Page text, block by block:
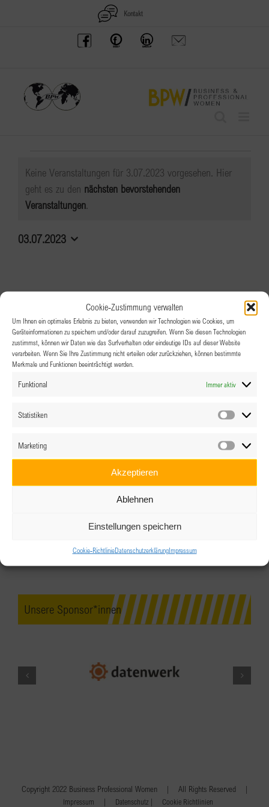
Cookie-Zustimmung verwalten
Um Ihnen ein optimales Erlebnis zu bieten, verwenden wir Technologien wie Cookies, um
Geräteinformationen zu speichern und/oder darauf zuzugreifen. Wenn Sie diesen Technologien
zustimmst, können wir Daten wie das Surfverhalten oder eindeutige IDs auf dieser Website
verarbeiten. Wenn Sie Ihre Zustimmung nicht erteilen oder zurückziehen, können bestimmte
Merkmale und Funktionen beeinträchtigt werden.
Funktional Immer aktiv
Statistiken
Marketing
Akzeptieren
Ablehnen
Einstellungen speichern
Cookie-RichtlinieDatenschutzerklärungImpressum
Kontakt
BPW
Austria
Offenes
Frauennetzwerk
BPW
Gruppe
Anfrage
schicken
Veranstaltungen
für
Hinweis
Keine Veranstaltungen für 3.07.2023 vorgesehen. Hier
geht es zu den nächsten bevorstehenden
Veranstaltungen.
03.07.2023
Unsere Sponsor*innen
Copyright 2022 Business Professional Women | All Rights Reserved |
Impressum | Datenschutz | Cookie Richtlinien